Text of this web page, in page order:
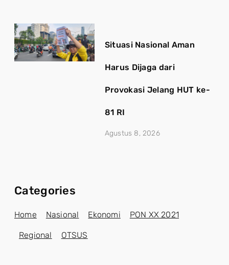
Situasi Nasional Aman
Harus Dijaga dari
Provokasi Jelang HUT ke-
81 RI
Agustus 8, 2026
Categories
Home Nasional Ekonomi PON XX 2021
Regional OTSUS